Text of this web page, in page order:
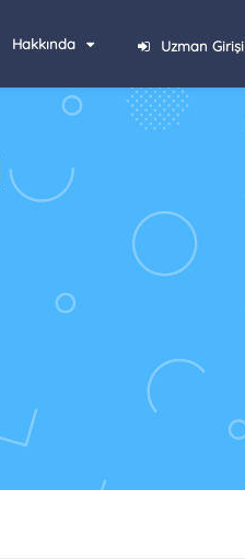
Uzman Girişi
Hakkında